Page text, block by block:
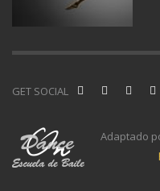
GET SOCIAL
Adaptado